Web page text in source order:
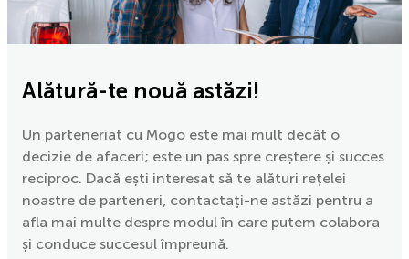
Alătură-te nouă astăzi!
Un parteneriat cu Mogo este mai mult decât o
decizie de afaceri; este un pas spre creștere și succes
reciproc. Dacă ești interesat să te alături rețelei
noastre de parteneri, contactați-ne astăzi pentru a
afla mai multe despre modul în care putem colabora
și conduce succesul împreună.